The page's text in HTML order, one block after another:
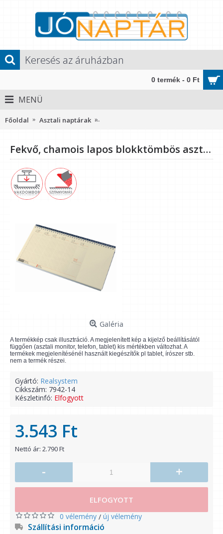
0 termék - 0 Ft
MENÜ
Főoldal Asztali naptárak
Fekvő, chamois lapos blokktömbös asztali asztali naptár RS7942, Kék
Galéria
A termékkép csak illusztráció. A megjelenített kép a kijelző beállításától
függően (asztali monitor, telefon, tablet) kis mértékben változhat. A
termékek megjelenítésénél használt kiegészítők pl tablet, írószer stb.
nem a termék részei.
Gyártó: Realsystem
Cikkszám: 7942-14
Készletinfó: Elfogyott
3.543 Ft
Nettó ár: 2.790 Ft
- +
ELFOGYOTT
0 vélemény / új vélemény
Szállítási információ